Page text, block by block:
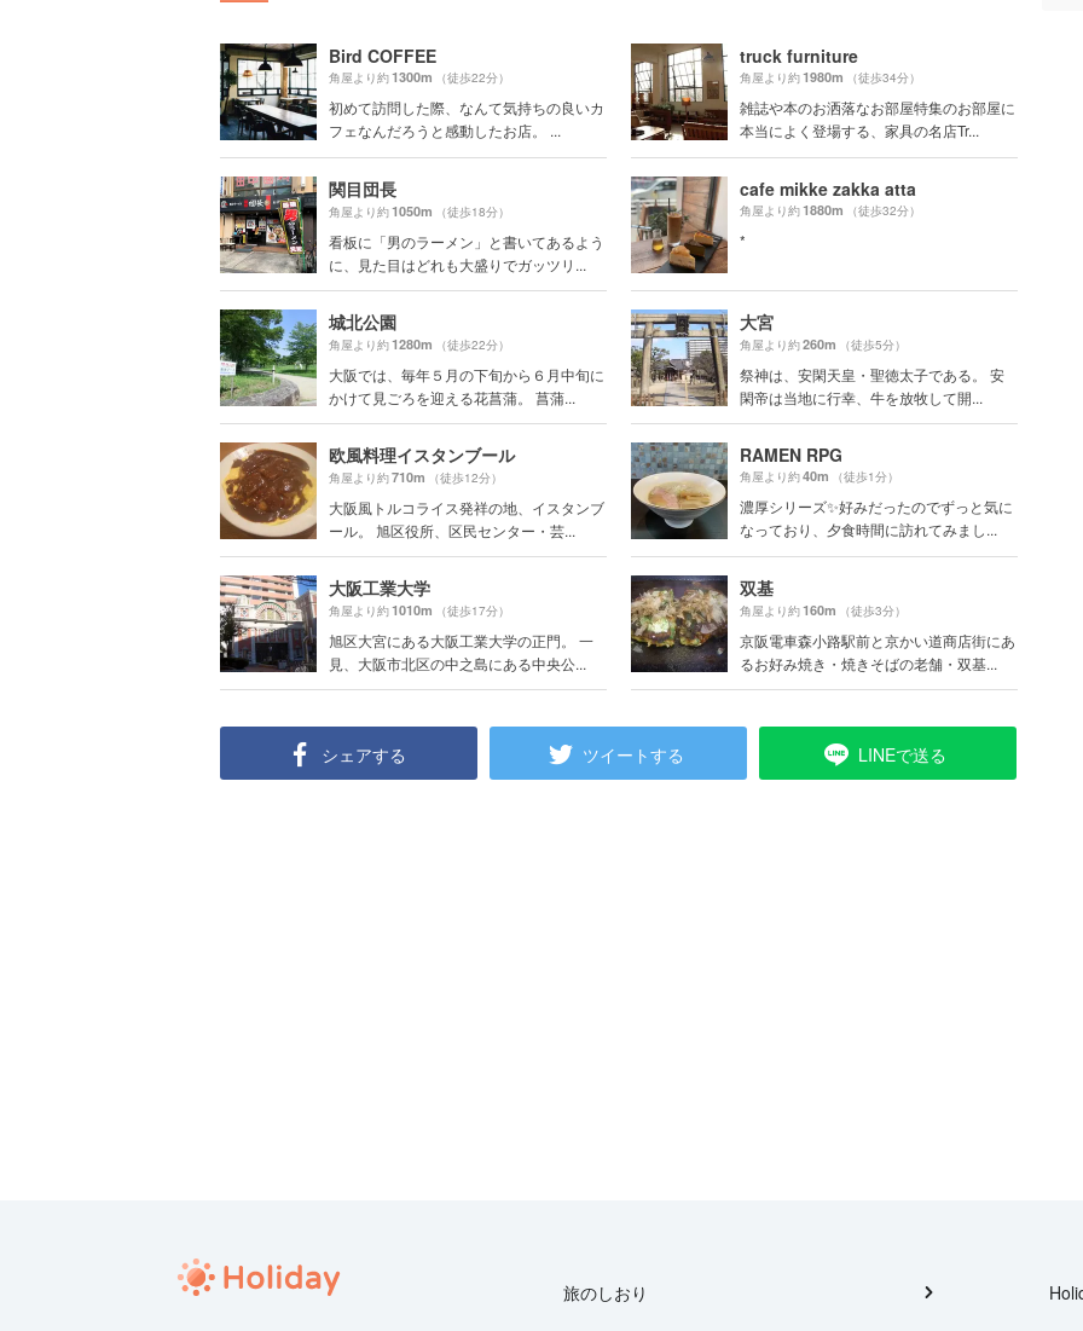
Bird COFFEE
角屋より約1300m （徒歩22分）
初めて訪問した際、なんて気持ちの良いカ
フェなんだろうと感動したお店。 ...
truck furniture
角屋より約1980m （徒歩34分）
雑誌や本のお洒落なお部屋特集のお部屋に
本当によく登場する、家具の名店Tr...
関目団長
角屋より約1050m （徒歩18分）
看板に「男のラーメン」と書いてあるよう
に、見た目はどれも大盛りでガッツリ...
cafe mikke zakka atta
角屋より約1880m （徒歩32分）
*
城北公園
角屋より約1280m （徒歩22分）
大阪では、毎年５月の下旬から６月中旬に
かけて見ごろを迎える花菖蒲。 菖蒲...
大宮
角屋より約260m （徒歩5分）
祭神は、安閑天皇・聖徳太子である。 安
閑帝は当地に行幸、牛を放牧して開...
欧風料理イスタンブール
角屋より約710m （徒歩12分）
大阪風トルコライス発祥の地、イスタンブ
ール。 旭区役所、区民センター・芸...
RAMEN RPG
角屋より約40m （徒歩1分）
濃厚シリーズ✨好みだったのでずっと気に
なっており、夕食時間に訪れてみまし...
大阪工業大学
角屋より約1010m （徒歩17分）
旭区大宮にある大阪工業大学の正門。 一
見、大阪市北区の中之島にある中央公...
双基
角屋より約160m （徒歩3分）
京阪電車森小路駅前と京かい道商店街にあ
るお好み焼き・焼きそばの老舗・双基...
シェアする ツイートする LINEで送る
旅のしおり